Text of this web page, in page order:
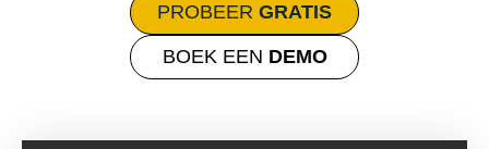
PROBEER GRATIS
BOEK EEN DEMO